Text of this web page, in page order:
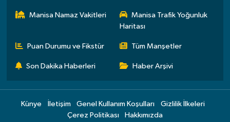
Manisa Namaz Vakitleri
Manisa Trafik Yoğunluk
Haritası
Puan Durumu ve Fikstür Tüm Manşetler
Son Dakika Haberleri Haber Arşivi
Künye İletişim Genel Kullanım Koşulları
Gizlilik İlkeleri
Çerez Politikası
Hakkımızda